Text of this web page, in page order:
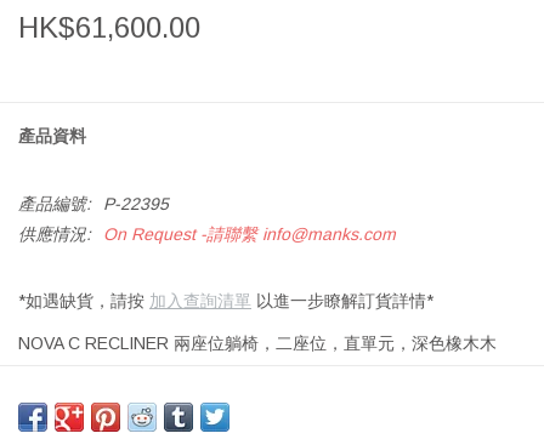
HK$61,600.00
產品資料
產品編號:
P-22395
供應情況:
On Request -請聯繫info@manks.com
*如遇缺貨，請按 加入查詢清單 以進一步瞭解訂貨詳情*
NOVA C RECLINER 兩座位躺椅，二座位，直單元，深色橡木木
尺寸: 寬120x 深135 x 高120厘米，座位高度：45厘米